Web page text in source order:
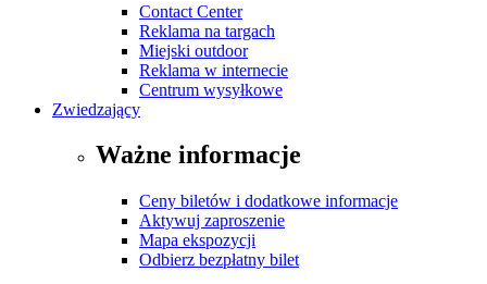
Contact Center
Reklama na targach
Miejski outdoor
Reklama w internecie
Centrum wysyłkowe
Zwiedzający
Ważne informacje
Ceny biletów i dodatkowe informacje
Aktywuj zaproszenie
Mapa ekspozycji
Odbierz bezpłatny bilet